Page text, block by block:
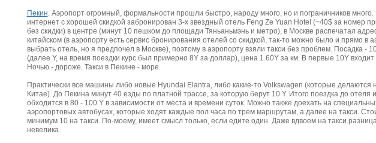
Пекин. Аэропорт огромный, формальности прошли быстро, народу много, но и пограничников много.
интернет с хорошей скидкой забронирован 3-х звездный отель Feng Ze Yuan Hotel (~40$ за номер
без скидки) в центре (минут 10 пешком до площади Тяньаньмэнь и метро), в Москве распечатал
китайском (в аэропорту есть сервис бронирования отелей со скидкой, так-то можно было и прямо в
выбрать отель, но я предпочел в Москве), поэтому в аэропорту взяли такси без проблем. Посадка -
(далее Y, на время поездки курс был примерно 8Y за доллар), цена 1.60Y за км. В первые 10Y входит
Ночью - дороже. Такси в Пекине - море.
Практически все машины либо новые Hyundai Elantra, либо какие-то Volkswagen (которые делаются
Китае). До Пекина минут 40 езды по платной трассе, за которую берут 10 Y. Итого поездка до отеля
обходится в 80 - 100 Y в зависимости от места и времени суток. Можно также доехать на
аэропортовых автобусах, которые ходят каждые пол часа по трем маршрутам, а далее на такси.
минимум 10 на такси. По-моему, имеет смысл только, если едите один. Даже вдвоем на такси
невелика.